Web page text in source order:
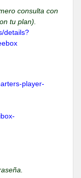
consulta con
tu plan).
details?
player-